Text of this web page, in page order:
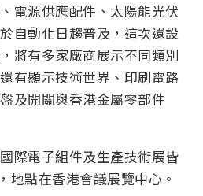
電源供應配件、太陽能光伏
自動化日趨普及，這次還設
將有多家廠商展示不同類別
有顯示技術世界、印刷電路
及開關與香港金屬零部件
際電子組件及生產技術展皆
地點在香港會議展覽中心。